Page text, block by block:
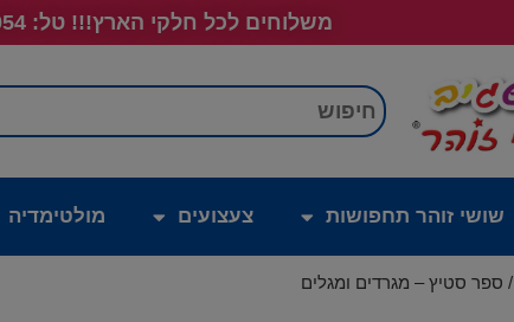
משלוחים לכל חלקי הארץ!!! טל: 0546368954, 035012898
שושי זוהר תחפושות צעצועים מולטימדיה
/ ספר סטיץ – מגרדים ומגלים